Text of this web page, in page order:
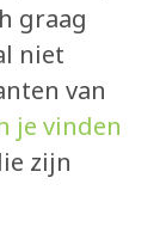
graag
niet
van
je vinden
zijn